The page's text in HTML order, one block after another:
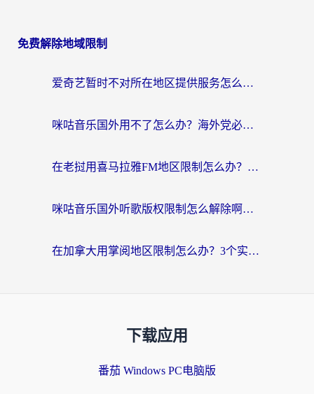
免费解除地域限制
爱奇艺暂时不对所在地区提供服务怎么办？海外党亲测有效的追剧解决方案
咪咕音乐国外用不了怎么办？海外党必备的国内内容访问全攻略
在老挝用喜马拉雅FM地区限制怎么办？海外党亲测有效的回国加速方案
咪咕音乐国外听歌版权限制怎么解除啊？海外党亲测有效的回国加速方案
在加拿大用掌阅地区限制怎么办？3个实用技巧帮你轻松解决（附海外华人必备工具）
下载应用
番茄 Windows PC电脑版